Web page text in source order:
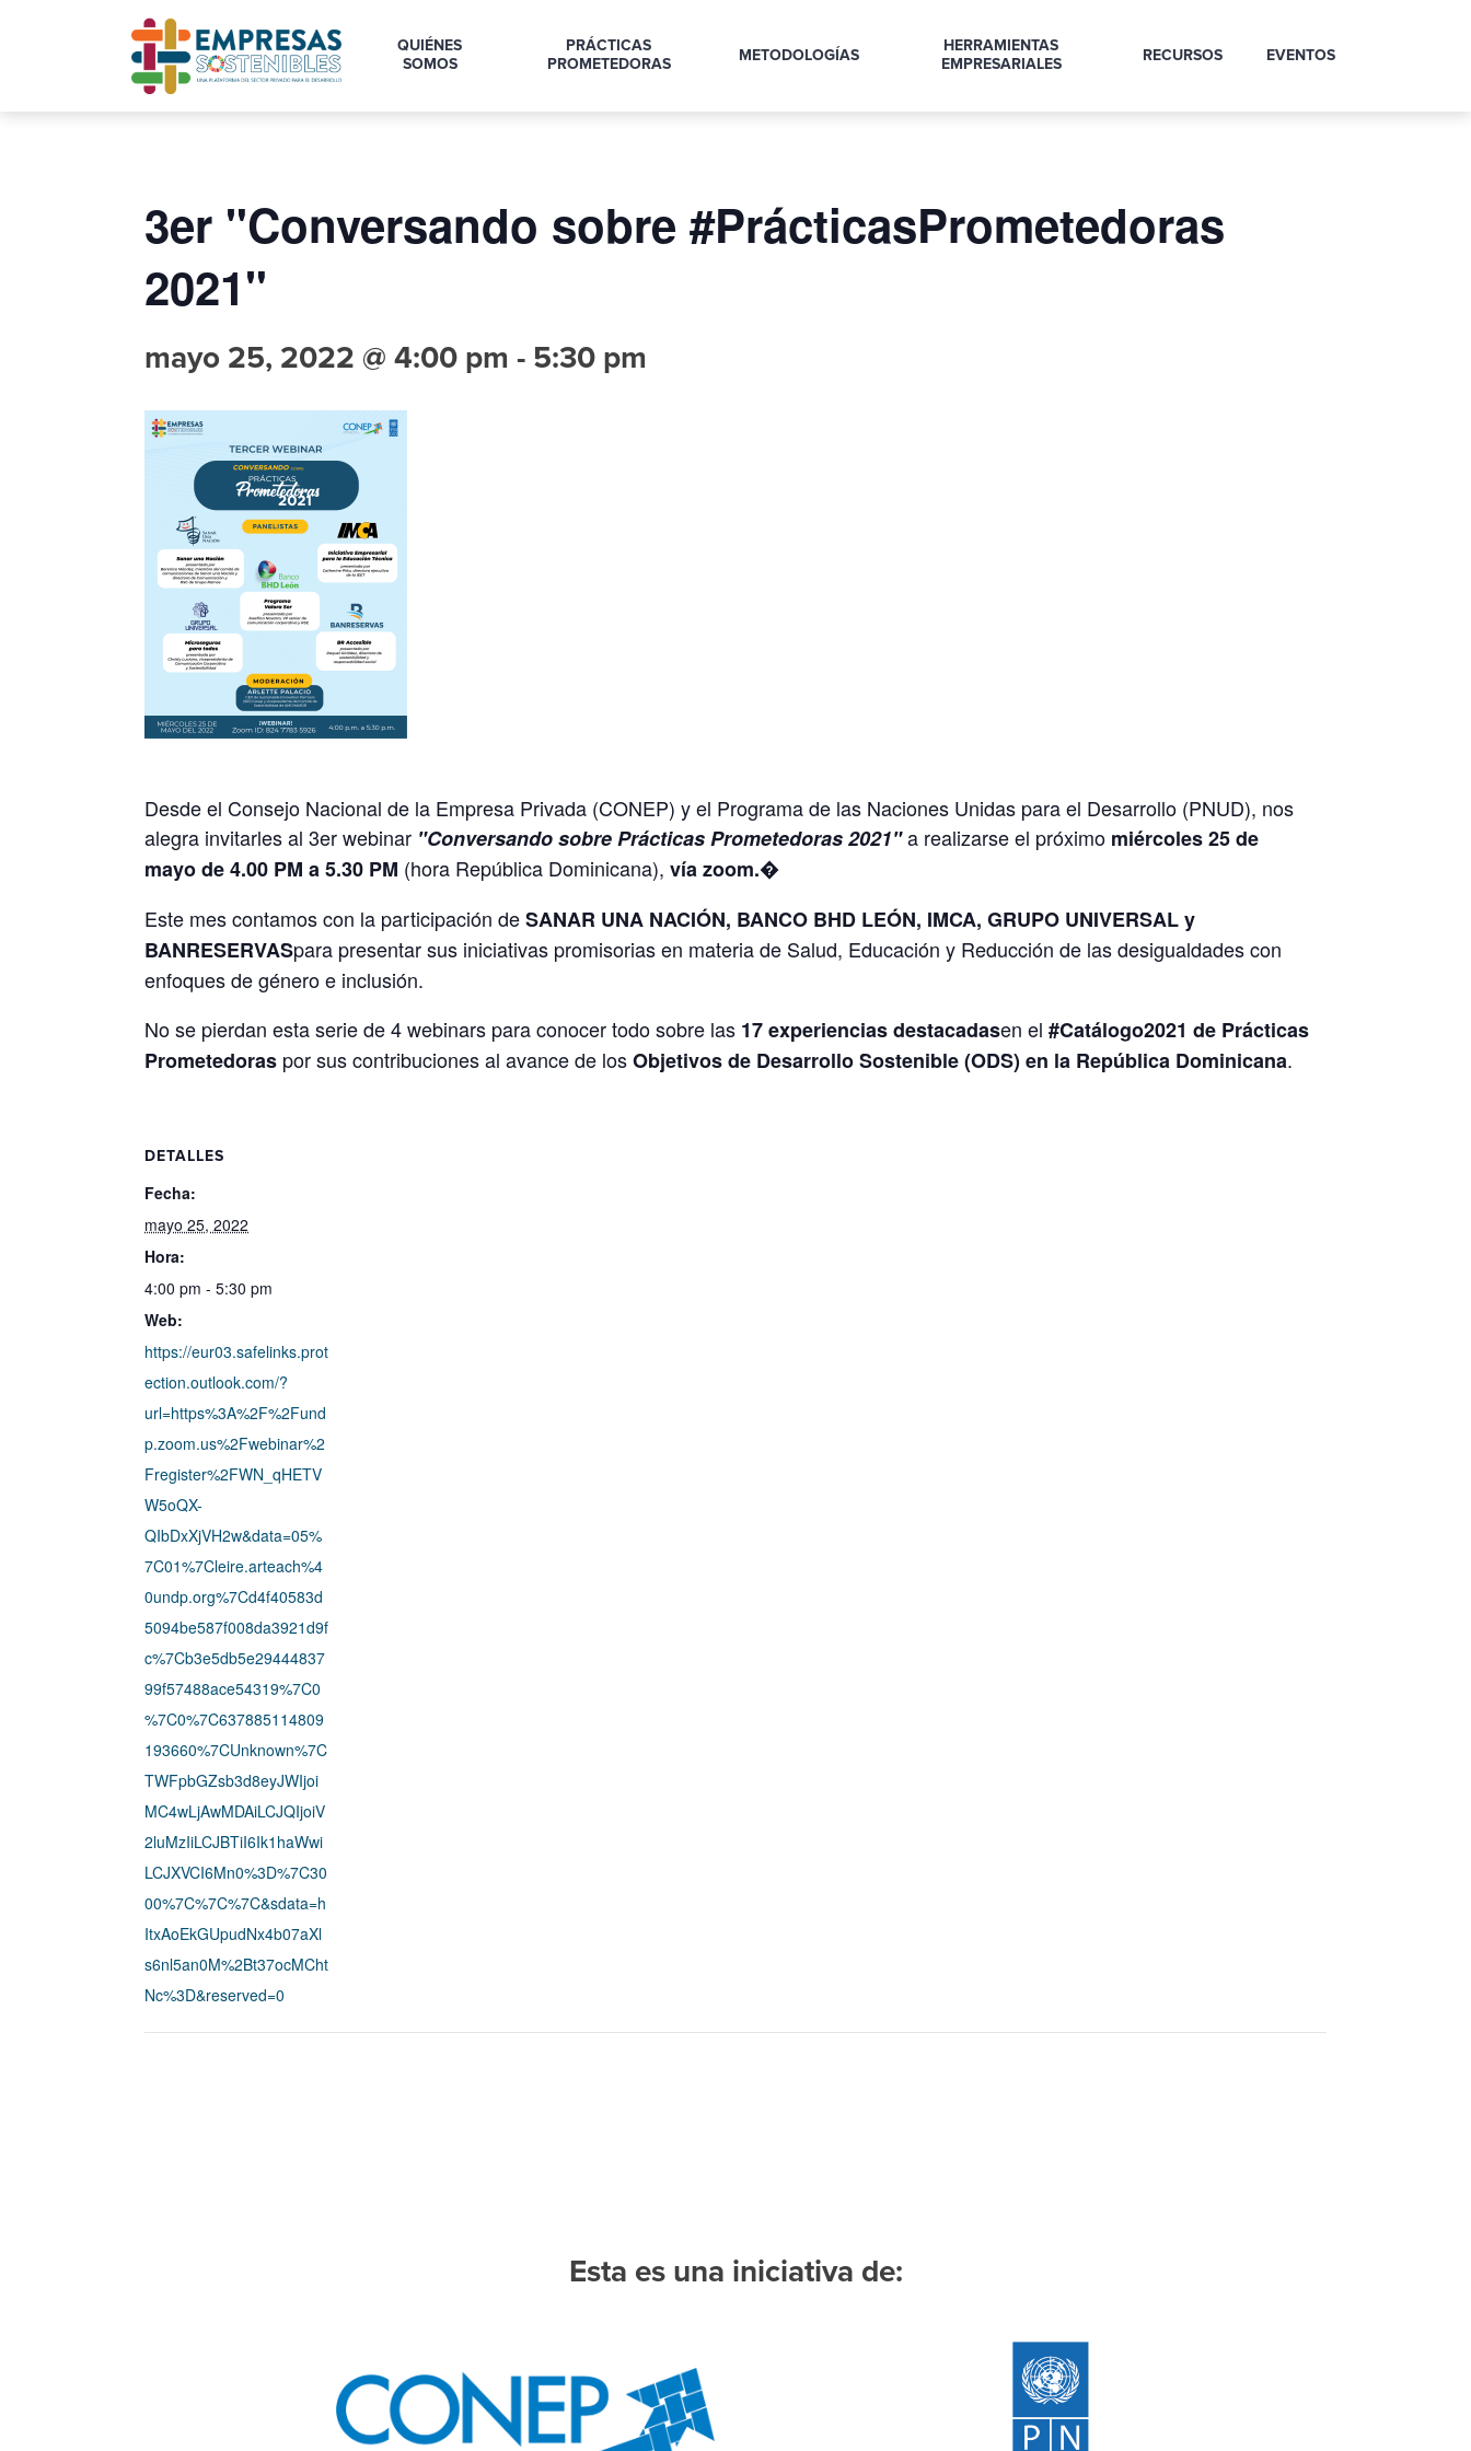
QUIÉNES
SOMOS
PRÁCTICAS
PROMETEDORAS
METODOLOGÍAS
HERRAMIENTAS
EMPRESARIALES
RECURSOS EVENTOS
3er "Conversando sobre #PrácticasPrometedoras
2021"
mayo 25, 2022 @ 4:00 pm - 5:30 pm
Desde el Consejo Nacional de la Empresa Privada (CONEP) y el Programa de las Naciones Unidas para el Desarrollo (PNUD), nos
alegra invitarles al 3er webinar "Conversando sobre Prácticas Prometedoras 2021"a realizarse el próximo miércoles 25 de
mayo de 4.00 PM a 5.30 PM (hora República Dominicana), vía zoom.�
Este mes contamos con la participación deSANAR UNA NACIÓN, BANCO BHD LEÓN, IMCA, GRUPO UNIVERSAL y
BANRESERVASpara presentar sus iniciativas promisorias en materia de Salud, Educación y Reducción de las desigualdades con
enfoques de género e inclusión.
No se pierdan esta serie de 4 webinars para conocer todo sobre las 17 experiencias destacadasen el #Catálogo2021 de Prácticas
Prometedoras por sus contribuciones al avance de losObjetivos de Desarrollo Sostenible (ODS) en la República Dominicana.
DETALLES
Fecha:
mayo 25, 2022
Hora:
4:00 pm - 5:30 pm
Web:
https://eur03.safelinks.prot
ection.outlook.com/?
url=https%3A%2F%2Fund
p.zoom.us%2Fwebinar%2
Fregister%2FWN_qHETV
W5oQX-
QIbDxXjVH2w&data=05%
7C01%7Cleire.arteach%4
0undp.org%7Cd4f40583d
5094be587f008da3921d9f
c%7Cb3e5db5e29444837
99f57488ace54319%7C0
%7C0%7C637885114809
193660%7CUnknown%7C
TWFpbGZsb3d8eyJWIjoi
MC4wLjAwMDAiLCJQIjoiV
2luMzIiLCJBTiI6Ik1haWwi
LCJXVCI6Mn0%3D%7C30
00%7C%7C%7C&sdata=h
ItxAoEkGUpudNx4b07aXl
s6nl5an0M%2Bt37ocMCht
Nc%3D&reserved=0
Esta es una iniciativa de: